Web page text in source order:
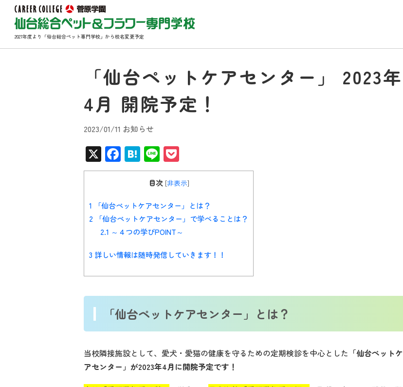
2027年度より「仙台総合ペット専門学校」から校名変更予定
「仙台ペットケアセンター」 2023年
4月 開院予定！
2023/01/11 お知らせ
X Facebook
Hatena
Line
目次 [非表示]
1 「仙台ペットケアセンター」とは？
2 「仙台ペットケアセンター」で学べることは？
2.1 ～４つの学びPOINT～
3 詳しい情報は随時発信していきます！！
「仙台ペットケアセンター」とは？
当校隣接施設として、愛犬・愛猫の健康を守るための定期検診を中心とした 「仙台ペットケ
アセンター」が2023年4月に開院予定です！